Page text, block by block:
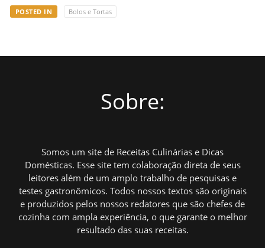
POSTED IN Bolos e Tortas
Sobre:
Somos um site de Receitas Culinárias e Dicas
Domésticas. Esse site tem colaboração direta de seus
leitores além de um amplo trabalho de pesquisas e
testes gastronômicos. Todos nossos textos são originais
e produzidos pelos nossos redatores que são chefes de
cozinha com ampla experiência, o que garante o melhor
resultado das suas receitas.